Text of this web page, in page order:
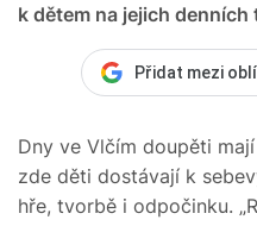
k dětem na jejich
Přidat mezi
Dny ve Vlčím doupěti
zde děti dostávají k
hře, tvorbě i odpočinku.